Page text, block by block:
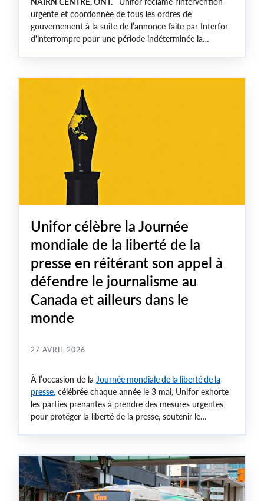
urgente et coordonnée de tous les ordres de
gouvernement à la suite de l’annonce faite par Interfor
d'interrompre pour une période indéterminée la
Unifor célèbre la Journée
mondiale de la liberté de la
presse en réitérant son appel à
défendre le journalisme au
Canada et ailleurs dans le
monde
27 AVRIL 2026
À l’occasion de la Journée mondiale de la liberté de la
presse, célébrée chaque année le 3 mai, Unifor exhorte
les parties prenantes à prendre des mesures urgentes
pour protéger la liberté de la presse, soutenir le
médias au Canada et dans le monde entier.